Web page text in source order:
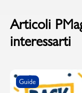
Articoli
interessarti
Guide